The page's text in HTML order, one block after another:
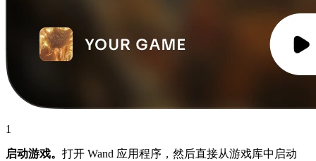
1
启动游戏。 打开 Wand 应用程序，然后直接从游戏库中启动